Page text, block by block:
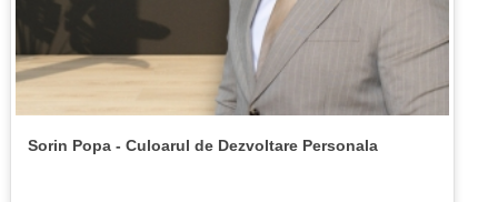
Sorin Popa - Culoarul de Dezvoltare Personala